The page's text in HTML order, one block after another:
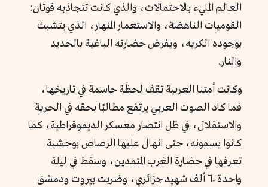
العالم المليء بالاحتمالات، والذي كانت تتجاذبه قوتان:
القوميات الناهضة، والاستعمار المنهار، الذي يتشبث
بوجوده الكريه، ويفرض حضارته الباغية بالحديد
والنار.
وكانت أمتنا العربية تقف لحظة حاسمة في تاريخها،
فما كاد الصوت العربي يرتفع مطالبًا بحقه في الحرية
والاستقلال، في ظل انتصار معسكر الديموقراطية، كما
كانوا يسمونه، حتى انهال عليها الرصاص بوحشية
تعرفها في حضارة الغرب المتمدين، وسقط في ليلة
واحدة ٦٠ ألف شهيد جزائري، وضربت بيروت ودمشق